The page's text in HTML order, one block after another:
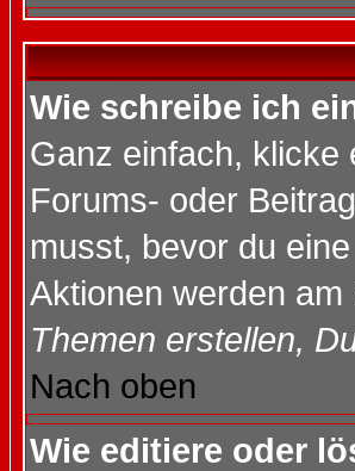
Wie schreibe ich
Ganz einfach, klicke
Forums- oder
musst, bevor du
Aktionen werden
Themen erstellen,
Nach oben
Wie editiere oder